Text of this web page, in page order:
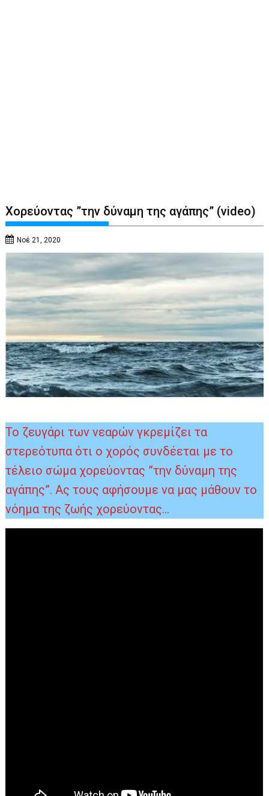
Xορεύοντας ”την δύναμη της αγάπης” (video)
Νοέ 21, 2020
Το ζευγάρι των νεαρών γκρεμίζει τα
στερεότυπα ότι ο χορός συνδέεται με το
τέλειο σώμα χορεύοντας ”την δύναμη της
αγάπης”. Ας τους αφήσουμε να μας μάθουν το
νόημα της ζωής χορεύοντας…